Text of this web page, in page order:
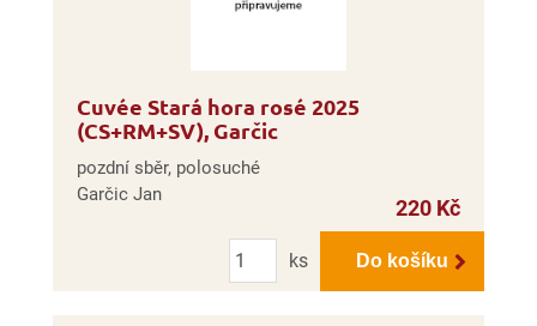
Cuvée Stará hora rosé 2025
(CS+RM+SV), Garčic
pozdní sběr, polosuché
Garčic Jan
220 Kč
Počet
ks
Do košíku